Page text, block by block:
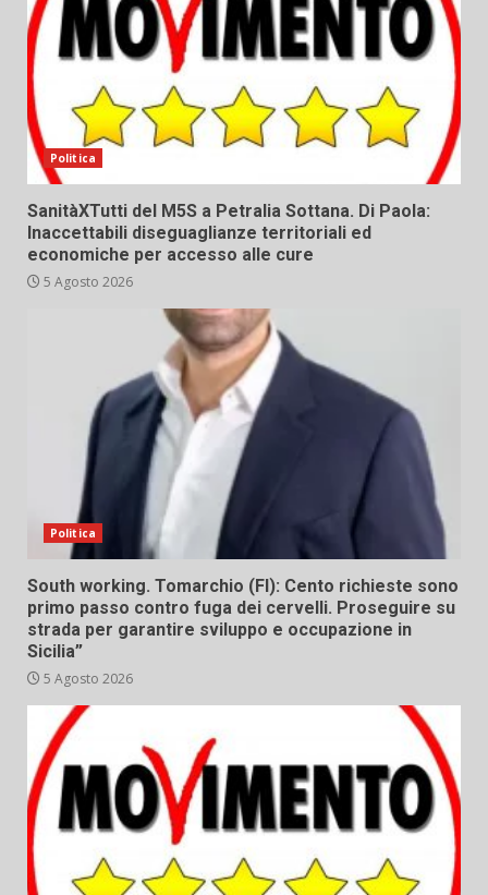
Politica
SanitàXTutti del M5S a Petralia Sottana. Di Paola:
Inaccettabili diseguaglianze territoriali ed
economiche per accesso alle cure
5 Agosto 2026
Politica
South working. Tomarchio (FI): Cento richieste sono
primo passo contro fuga dei cervelli. Proseguire su
strada per garantire sviluppo e occupazione in
Sicilia”
5 Agosto 2026